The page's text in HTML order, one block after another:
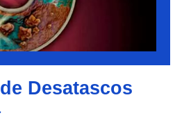
Desatascos